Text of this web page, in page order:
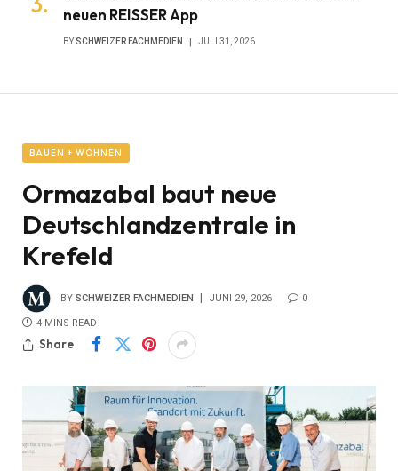
neuen REISSER App
BY SCHWEIZER FACHMEDIEN JULI 31, 2026
BAUEN + WOHNEN
Ormazabal baut neue
Deutschlandzentrale in
Krefeld
BY SCHWEIZER FACHMEDIEN JUNI 29, 2026 0
4 MINS READ
Share